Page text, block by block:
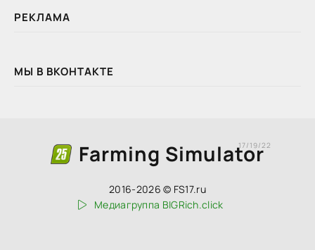
РЕКЛАМА
МЫ В ВКОНТАКТЕ
Farming Simulator
17/19/22
2016-2026 © FS17.ru
Медиагруппа BIGRich.click